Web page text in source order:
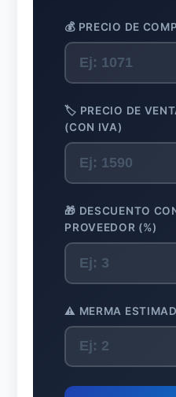
💰 PRECIO DE
🏷️ PRECIO DE
(CON IVA)
🎁 DESCUENTO
PROVEEDOR (%)
⚠️ MERMA